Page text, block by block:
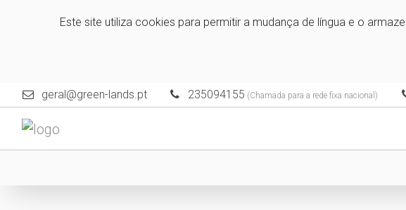
Este site utiliza cookies para permitir a mudança de língua e o
geral@green-lands.pt 235094155 (Chamada para a rede fixa nacional)